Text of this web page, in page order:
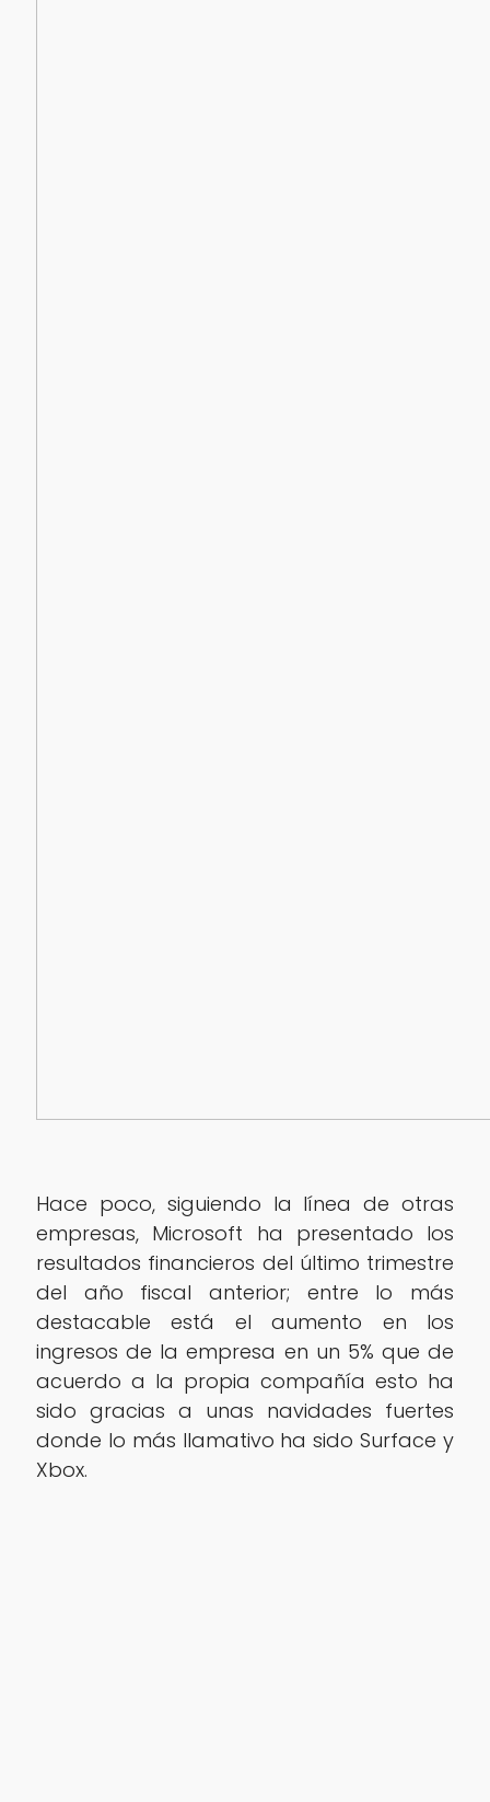
Hace poco, siguiendo la línea de otras
empresas, Microsoft ha presentado los
resultados financieros del último trimestre
del año fiscal anterior; entre lo más
destacable está el aumento en los
ingresos de la empresa en un 5% que de
acuerdo a la propia compañía esto ha
sido gracias a unas navidades fuertes
donde lo más llamativo ha sido Surface y
Xbox.